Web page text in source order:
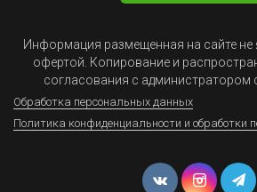
Информация размещенная на сайте не
офертой. Копирование и
согласования с администратором
Обработка персональных данных
Политика конфиденциальности и обработки